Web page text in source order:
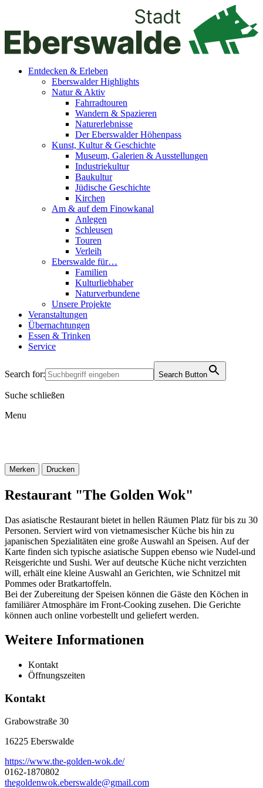
Entdecken & Erleben
Eberswalder Highlights
Natur & Aktiv
Fahrradtouren
Wandern & Spazieren
Naturerlebnisse
Der Eberswalder Höhenpass
Kunst, Kultur & Geschichte
Museum, Galerien & Ausstellungen
Industriekultur
Baukultur
Jüdische Geschichte
Kirchen
Am & auf dem Finowkanal
Anlegen
Schleusen
Touren
Verleih
Eberswalde für…
Familien
Kulturliebhaber
Naturverbundene
Unsere Projekte
Veranstaltungen
Übernachtungen
Essen & Trinken
Service
Search for: Search Button
Suche schließen
Menu
Merken Drucken
Restaurant "The Golden Wok"
Das asiatische Restaurant bietet in hellen Räumen Platz für bis zu 30
Personen. Serviert wird von vietnamesischer Küche bis hin zu
japanischen Spezialitäten eine große Auswahl an Speisen. Auf der
Karte finden sich typische asiatische Suppen ebenso wie Nudel-und
Reisgerichte und Sushi. Wer auf deutsche Küche nicht verzichten
will, erhält eine kleine Auswahl an Gerichten, wie Schnitzel mit
Pommes oder Bratkartoffeln.
Bei der Zubereitung der Speisen können die Gäste den Köchen in
familiärer Atmosphäre im Front-Cooking zusehen. Die Gerichte
können auch online vorbestellt und geliefert werden.
Weitere Informationen
Kontakt
Öffnungszeiten
Kontakt
Grabowstraße 30
16225 Eberswalde
https://www.the-golden-wok.de/
0162-1870802
thegoldenwok.eberswalde@gmail.com